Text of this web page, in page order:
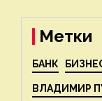
Метки
БАНК
ВЛАДИМИР